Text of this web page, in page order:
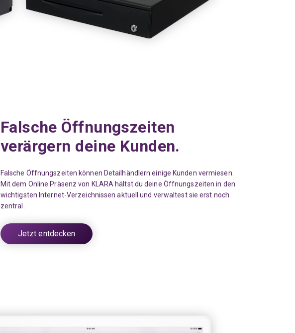
Falsche Öffnungszeiten
verärgern deine Kunden.
Falsche Öffnungszeiten können Detailhändlern einige Kunden vermiesen.
Mit dem Online Präsenz von KLARA hältst du deine Öffnungszeiten in den
wichtigsten Internet-Verzeichnissen aktuell und verwaltest sie erst noch
zentral.
Jetzt entdecken